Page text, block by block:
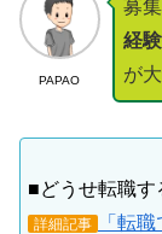
PAPAO
募
経
が
■どうせ転職す
詳細記事
「転